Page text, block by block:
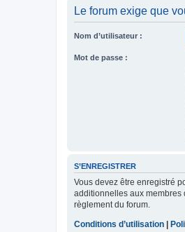
Le forum exige que
Nom d’utilisateur :
Mot de passe :
S’ENREGISTRER
Vous devez être enregistré
additionnelles aux membres
règlement du forum.
Conditions d’utilisation